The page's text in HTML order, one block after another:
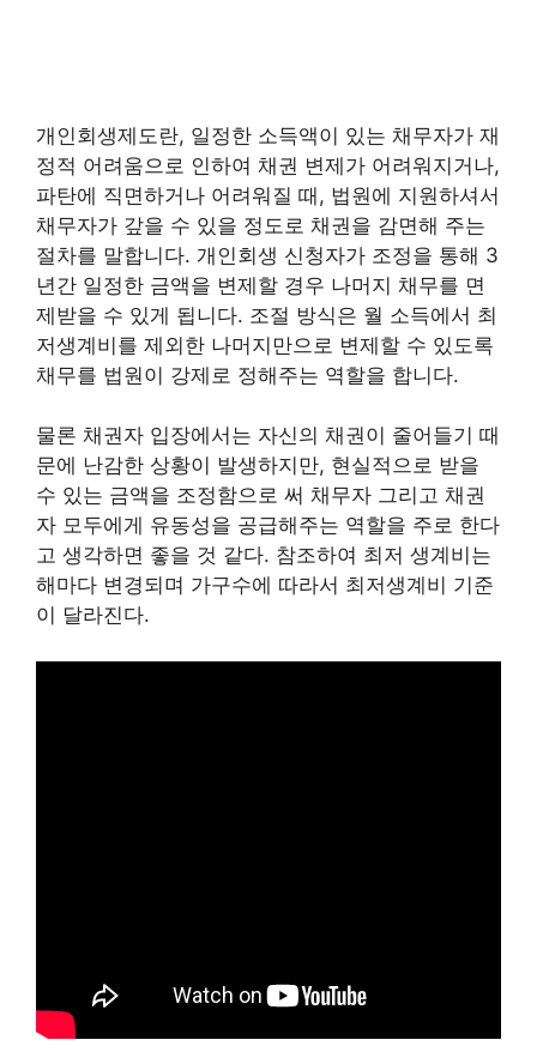
개인회생제도란, 일정한 소득액이 있는 채무자가 재
정적 어려움으로 인하여 채권 변제가 어려워지거나,
파탄에 직면하거나 어려워질 때, 법원에 지원하셔서
채무자가 갚을 수 있을 정도로 채권을 감면해 주는
절차를 말합니다. 개인회생 신청자가 조정을 통해 3
년간 일정한 금액을 변제할 경우 나머지 채무를 면
제받을 수 있게 됩니다. 조절 방식은 월 소득에서 최
저생계비를 제외한 나머지만으로 변제할 수 있도록
채무를 법원이 강제로 정해주는 역할을 합니다.
물론 채권자 입장에서는 자신의 채권이 줄어들기 때
문에 난감한 상황이 발생하지만, 현실적으로 받을
수 있는 금액을 조정함으로 써 채무자 그리고 채권
자 모두에게 유동성을 공급해주는 역할을 주로 한다
고 생각하면 좋을 것 같다. 참조하여 최저 생계비는
해마다 변경되며 가구수에 따라서 최저생계비 기준
이 달라진다.